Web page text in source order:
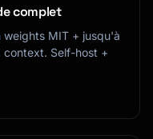
complet
weights MIT + jusqu'à
context. Self-host +